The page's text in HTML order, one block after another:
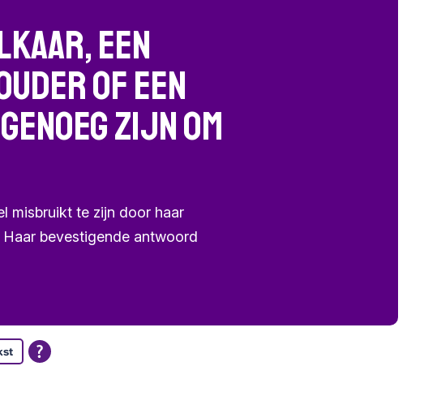
een
of een
zijn om
misbruikt te zijn door haar
bevestigende antwoord